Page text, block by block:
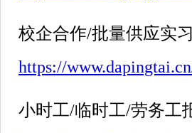
校企合作/批量供应实
https://
小时工/临时工/劳务工